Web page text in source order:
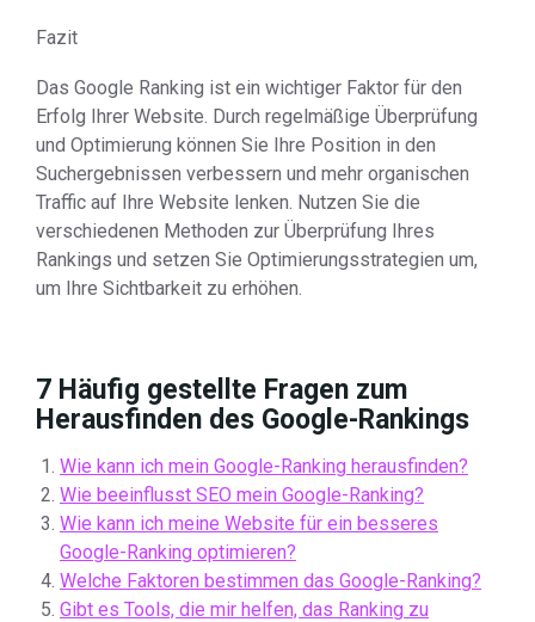
Fazit
Das Google Ranking ist ein wichtiger Faktor für den
Erfolg Ihrer Website. Durch regelmäßige Überprüfung
und Optimierung können Sie Ihre Position in den
Suchergebnissen verbessern und mehr organischen
Traffic auf Ihre Website lenken. Nutzen Sie die
verschiedenen Methoden zur Überprüfung Ihres
Rankings und setzen Sie Optimierungsstrategien um,
um Ihre Sichtbarkeit zu erhöhen.
7 Häufig gestellte Fragen zum
Herausfinden des Google-Rankings
Wie kann ich mein Google-Ranking herausfinden?
Wie beeinflusst SEO mein Google-Ranking?
Wie kann ich meine Website für ein besseres
Google-Ranking optimieren?
Welche Faktoren bestimmen das Google-Ranking?
Gibt es Tools, die mir helfen, das Ranking zu